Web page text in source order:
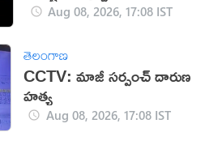
Aug 08, 2026, 17:08 IST
తెలంగాణ
CCTV: మాజీ సర్పంచ్ దారుణ
హత్య
Aug 08, 2026, 17:08 IST